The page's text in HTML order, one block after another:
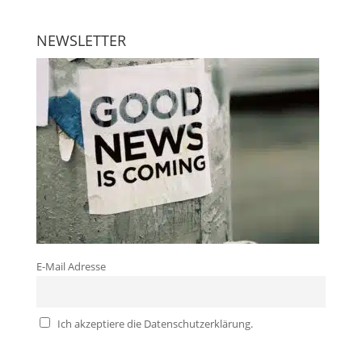
NEWSLETTER
E-Mail Adresse
Ich akzeptiere die Datenschutzerklärung.